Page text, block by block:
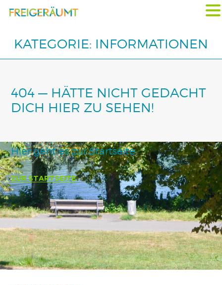
KATEGORIE: INFORMATIONEN
404 — HÄTTE NICHT GEDACHT
DICH HIER ZU SEHEN!
Hier geht es zur Startseite.
ZUR STARTSEITE